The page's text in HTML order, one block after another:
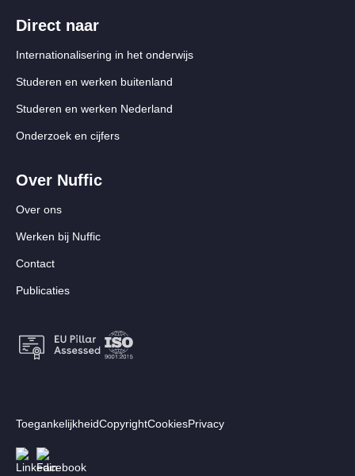
Direct naar
Internationalisering in het onderwijs
Studeren en werken buitenland
Studeren en werken Nederland
Onderzoek en cijfers
Over Nuffic
Over ons
Werken bij Nuffic
Contact
Publicaties
Footer:
menu
ToegankelijkheidCopyrightCookiesPrivacy
Afbeelding
Afbeelding